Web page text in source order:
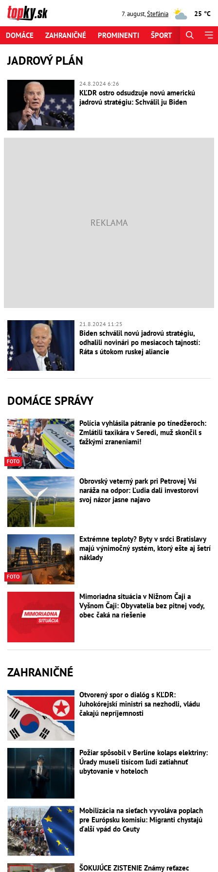
7. august,Štefánia 25 °C
DOMÁCE ZAHRANIČNÉ PROMINENTI ŠPORT
JADROVÝ PLÁN
24.8.2024 6:26
KĽDR ostro odsudzuje novú americkú
jadrovú stratégiu: Schválil ju Biden
21.8.2024 11:25
Biden schválil novú jadrovú stratégiu,
odhalili novinári po mesiacoch tajností:
Ráta s útokom ruskej aliancie
DOMÁCE SPRÁVY
FOTO
Polícia vyhlásila pátranie po tínedžeroch:
Zmlátili taxikára v Seredi, muž skončil s
ťažkými zraneniami!
Obrovský veterný park pri Petrovej Vsi
naráža na odpor: Ľudia dali investorovi
svoj názor jasne najavo
FOTO
Extrémne teploty? Byty v srdci Bratislavy
majú výnimočný systém, ktorý ešte aj šetrí
náklady
Mimoriadna situácia v Nižnom Čaji a
Vyšnom Čaji: Obyvatelia bez pitnej vody,
obec čaká na riešenie
ZAHRANIČNÉ
Otvorený spor o dialóg s KĽDR:
Juhokórejskí ministri sa nezhodli, vládu
čakajú nepríjemnosti
Požiar spôsobil v Berlíne kolaps elektriny:
Úrady museli tisícom ľudí zatiahnuť
ubytovanie v hoteloch
Mobilizácia na sieťach vyvoláva poplach
pre Európsku komisiu: Migranti chystajú
ďalší vpád do Ceuty
ŠOKUJÚCE ZISTENIE Známy reťazec